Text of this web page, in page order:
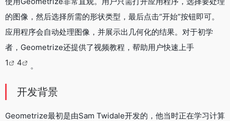
的图像，然后选择所需的形状类型，最后点击“开始”按钮即可。
应用程序会自动处理图像，并展示出几何化的结果。对于初学
者，Geometrize还提供了视频教程，帮助用户快速上手
1
4 。
开发背景
Geometrize最初是由Sam Twidale开发的，他当时正在学习计算